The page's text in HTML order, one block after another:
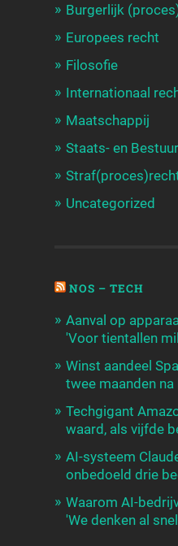
Burgerlijk
Europees recht
Filosofie
Internationaal
Maatschappij
Staats- en
Uncategorized
NOS – TECH
Aanval op
'Voor tientallen
Winst aandeel
twee maanden
Techgigant
waard, als vijfde
AI-systeem
onbedoeld drie
Waarom AI-
'We denken al